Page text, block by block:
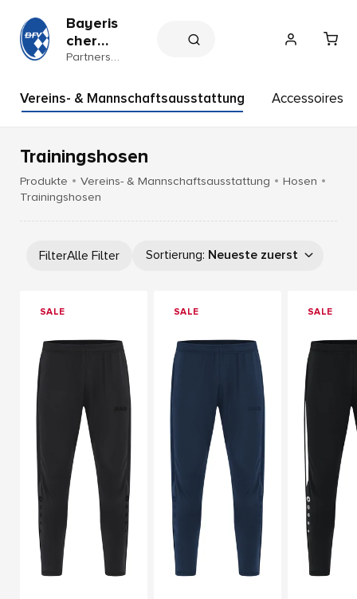
Bayeris
cher
Fußball
Verban
d e.V.
Partnersh
Vereins- & Mannschaftsausstattung Accessoires
Trainingshosen
Produkte Vereins- & Mannschaftsausstattung
Hosen
Trainingshosen
FilterAlle Filter Sortierung: Neueste zuerst
SALE SALE SALE